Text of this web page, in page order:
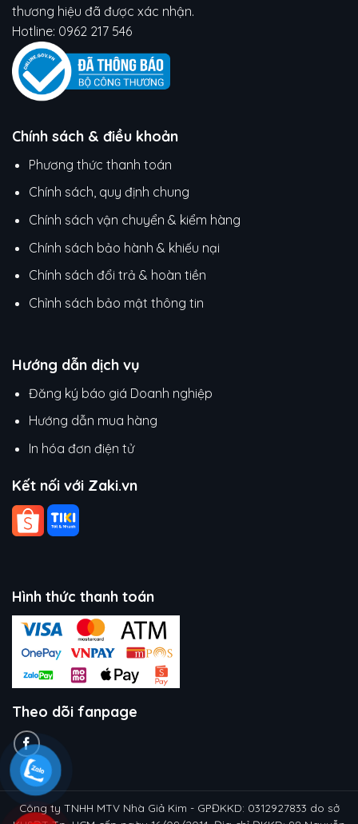
thương hiệu đã được xác nhận.
Hotline: 0962 217 546
Chính sách & điều khoản
Phương thức thanh toán
Chính sách, quy định chung
Chính sách vận chuyển & kiểm hàng
Chính sách bảo hành & khiếu nại
Chính sách đổi trả & hoàn tiền
Chỉnh sách bảo mật thông tin
Hướng dẫn dịch vụ
Đăng ký báo giá Doanh nghiệp
Hướng dẫn mua hàng
In hóa đơn điện tử
Kết nối với Zaki.vn
Hình thức thanh toán
Theo dõi fanpage
Công ty TNHH MTV Nhà Giả Kim - GPĐKKD: 0312927833 do sở